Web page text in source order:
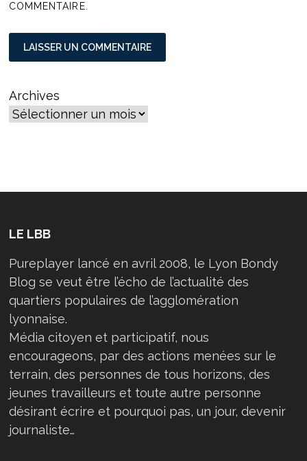
COMMENTAIRE.
Archives
LE LBB
Pureplayer lancé en avril 2008, le Lyon Bondy
Blog se veut être l’écho de l’actualité des
quartiers populaires de l’agglomération
lyonnaise.
Média citoyen et participatif, nous
encourageons, par des actions menées sur le
terrain, des personnes de tous horizons, des
jeunes travailleurs et toute autre personne
désirant écrire et pourquoi pas, un jour, devenir
journaliste…